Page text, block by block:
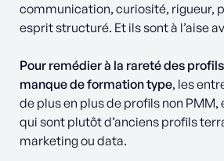
communication, curiosité, rigueur,
esprit structuré. Et ils sont à l’aise
Pour remédier à la rareté des
manque de formation type, les
de plus en plus de profils non PMM,
qui sont plutôt d’anciens profils
marketing ou data.